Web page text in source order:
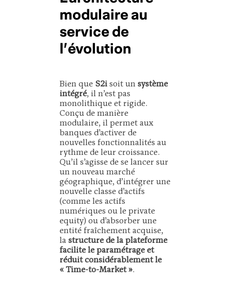
modulaire au
service de
l’évolution
Bien que S2i soit un système
intégré, il n’est pas
monolithique et rigide.
Conçu de manière
modulaire, il permet aux
banques d’activer de
nouvelles fonctionnalités au
rythme de leur croissance.
Qu’il s’agisse de se lancer sur
un nouveau marché
géographique, d’intégrer une
nouvelle classe d’actifs
(comme les actifs
numériques ou le private
equity) ou d’absorber une
entité fraîchement acquise,
la structure de la plateforme
facilite le paramétrage et
réduit considérablement le
« Time-to-Market ».